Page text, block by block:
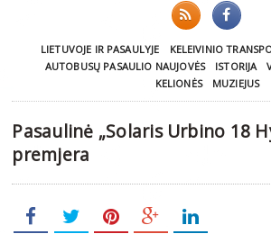
LIETUVOJE IR PASAULYJE
KELEIVINIO
AUTOBUSŲ PASAULIO NAUJOVĖS
ISTORIJA
KELIONĖS
MUZIEJUS
Pasaulinė „Solaris Urbino 18
premjera